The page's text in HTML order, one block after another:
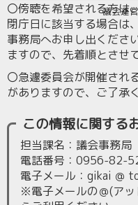
議会運
〇傍聴を希望される方は
閉庁日に該当する場合は
事務局へお申し出くださ
ますので、先着順とさせ
〇急遽委員会が開催され
がありますので、ご了承
この情報に関する
担当課名：議会事務局
電話番号：0956-82-
電子メール：gikai ＠
※電子メールの＠(ア